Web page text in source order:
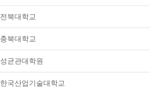
전북대학교
충북대학교
성균관대학원
한국산업기술대학교